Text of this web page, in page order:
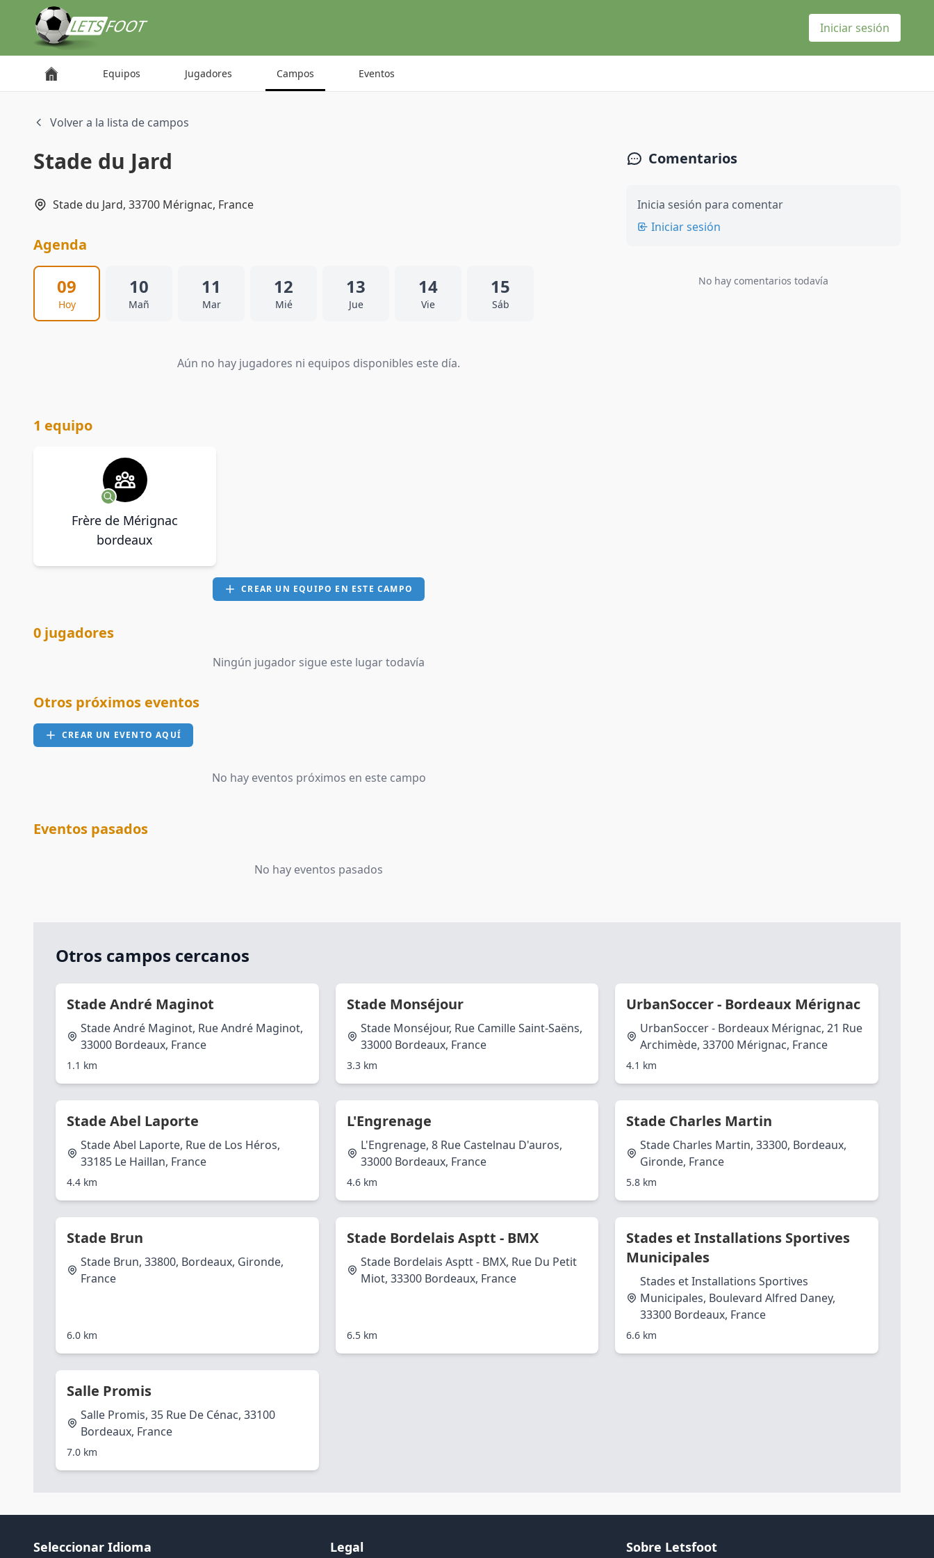
Iniciar sesión
Equipos Jugadores Campos Eventos
Volver a la lista de campos
Stade du Jard
Stade du Jard, 33700 Mérignac, France
Agenda
09
Hoy
10
Mañ
11
Mar
12
Mié
13
Jue
14
Vie
15
Sáb
Aún no hay jugadores ni equipos disponibles este día.
1 equipo
Frère de Mérignac
bordeaux
CREAR UN EQUIPO EN ESTE CAMPO
0 jugadores
Ningún jugador sigue este lugar todavía
Otros próximos eventos
CREAR UN EVENTO AQUÍ
No hay eventos próximos en este campo
Eventos pasados
No hay eventos pasados
Comentarios
Inicia sesión para comentar
Iniciar sesión
No hay comentarios todavía
Otros campos cercanos
Stade André Maginot
Stade André Maginot, Rue André Maginot,
33000 Bordeaux, France
1.1 km
Stade Monséjour
Stade Monséjour, Rue Camille Saint-Saëns,
33000 Bordeaux, France
3.3 km
UrbanSoccer - Bordeaux Mérignac
UrbanSoccer - Bordeaux Mérignac, 21 Rue
Archimède, 33700 Mérignac, France
4.1 km
Stade Abel Laporte
Stade Abel Laporte, Rue de Los Héros,
33185 Le Haillan, France
4.4 km
L'Engrenage
L'Engrenage, 8 Rue Castelnau D'auros,
33000 Bordeaux, France
4.6 km
Stade Charles Martin
Stade Charles Martin, 33300, Bordeaux,
Gironde, France
5.8 km
Stade Brun
Stade Brun, 33800, Bordeaux, Gironde,
France
6.0 km
Stade Bordelais Asptt - BMX
Stade Bordelais Asptt - BMX, Rue Du Petit
Miot, 33300 Bordeaux, France
6.5 km
Stades et Installations Sportives
Municipales
Stades et Installations Sportives
Municipales, Boulevard Alfred Daney,
33300 Bordeaux, France
6.6 km
Salle Promis
Salle Promis, 35 Rue De Cénac, 33100
Bordeaux, France
7.0 km
Seleccionar Idioma Legal Sobre Letsfoot
Panel de gestión de cookies